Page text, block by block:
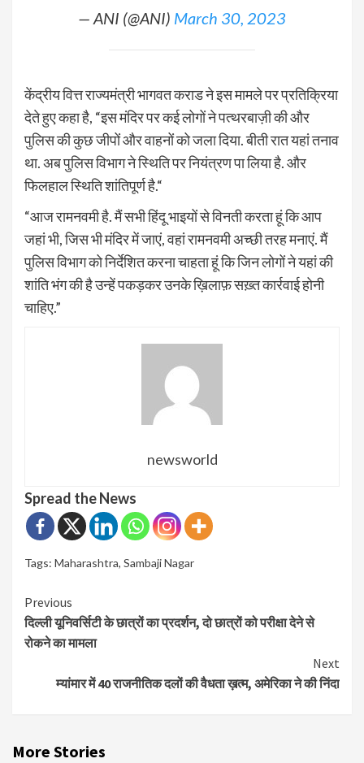
— ANI (@ANI) March 30, 2023
केंद्रीय वित्त राज्यमंत्री भागवत कराड ने इस मामले पर प्रतिक्रिया
देते हुए कहा है, “इस मंदिर पर कई लोगों ने पत्थरबाज़ी की और
पुलिस की कुछ जीपों और वाहनों को जला दिया. बीती रात यहां तनाव
था. अब पुलिस विभाग ने स्थिति पर नियंत्रण पा लिया है. और
फिलहाल स्थिति शांतिपूर्ण है.“
“आज रामनवमी है. मैं सभी हिंदू भाइयों से विनती करता हूं कि आप
जहां भी, जिस भी मंदिर में जाएं, वहां रामनवमी अच्छी तरह मनाएं. मैं
पुलिस विभाग को निर्देशित करना चाहता हूं कि जिन लोगों ने यहां की
शांति भंग की है उन्हें पकड़कर उनके ख़िलाफ़ सख़्त कार्रवाई होनी
चाहिए.”
newsworld
Spread the News
Tags: Maharashtra, Sambaji Nagar
Continue
Reading
Previous
दिल्ली यूनिवर्सिटी के छात्रों का प्रदर्शन, दो छात्रों को परीक्षा देने से
रोकने का मामला
Next
म्यांमार में 40 राजनीतिक दलों की वैधता ख़त्म, अमेरिका ने की निंदा
More Stories